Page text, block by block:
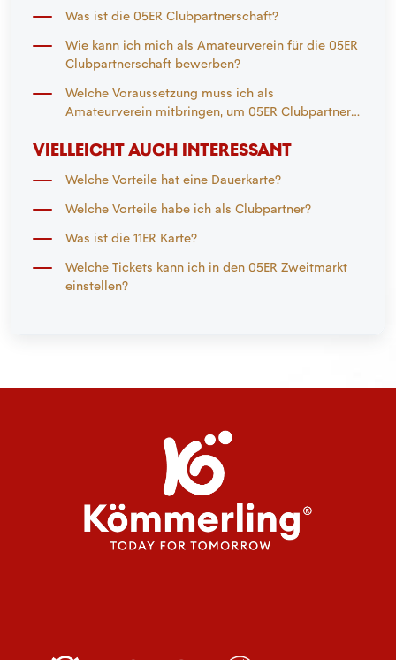
Was ist die 05ER Clubpartnerschaft?
Wie kann ich mich als Amateurverein für die 05ER
Clubpartnerschaft bewerben?
Welche Voraussetzung muss ich als
Amateurverein mitbringen, um 05ER Clubpartner
VIELLEICHT AUCH INTERESSANT
Welche Vorteile hat eine Dauerkarte?
Welche Vorteile habe ich als Clubpartner?
Was ist die 11ER Karte?
Welche Tickets kann ich in den 05ER Zweitmarkt
einstellen?